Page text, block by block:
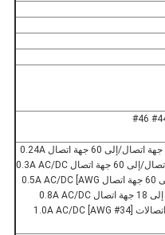
0.1A AC/DC [AWG #44] لكل جهة اتصال/إلى 60 جهة اتصال 0.24A
AC/DC [AWG #42] لكل جهة اتصال/إلى 60 جهة اتصال 0.3A AC/DC
[AWG #40] لكل جهة اتصال/إلى 60 جهة اتصال 0.5A AC/DC [AWG
#38] لكل جهة اتصال / ما يصل إلى 18 جهة اتصال 0.8A AC/DC
[AWG #36] لكل اتصال/إلى 6 اتصالات 1.0A AC/DC [AWG #34]